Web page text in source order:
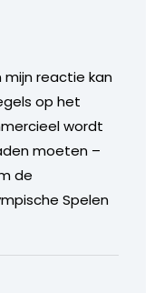
mijn reactie kan
op het
wordt
moeten –
de
Spelen